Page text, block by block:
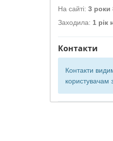
На сайті: 3 роки
Заходила: 1 рік
Контакти
Контакти
користувачам